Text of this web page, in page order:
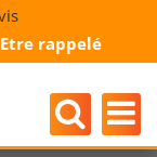
Etre rappelé